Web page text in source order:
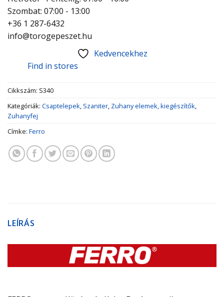
Szombat: 07:00 - 13:00
+36 1 287-6432
info@torogepeszet.hu
Kedvencekhez
Find in stores
Cikkszám: S340
Kategóriák: Csaptelepek, Szaniter, Zuhany elemek, kiegészítők,
Zuhanyfej
Címke: Ferro
LEÍRÁS